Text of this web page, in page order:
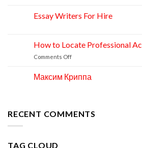
Essay Writers For Hire
How to Locate Professional
Comments Offon
Locate
Help
Максим Криппа
RECENT COMMENTS
TAG CLOUD